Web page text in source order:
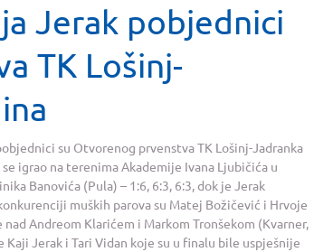
Jerak pobjednici
TK Lošinj-
su Otvorenog prvenstva TK Lošinj-Jadranka
igrao na terenima Akademije Ivana Ljubičića u
Banovića (Pula) – 1:6, 6:3, 6:3, dok je Jerak
muških parova su Matej Božičević i Hrvoje
Andreom Klarićem i Markom Tronšekom (Kvarner,
Jerak i Tari Vidan koje su u finalu bile uspješnije